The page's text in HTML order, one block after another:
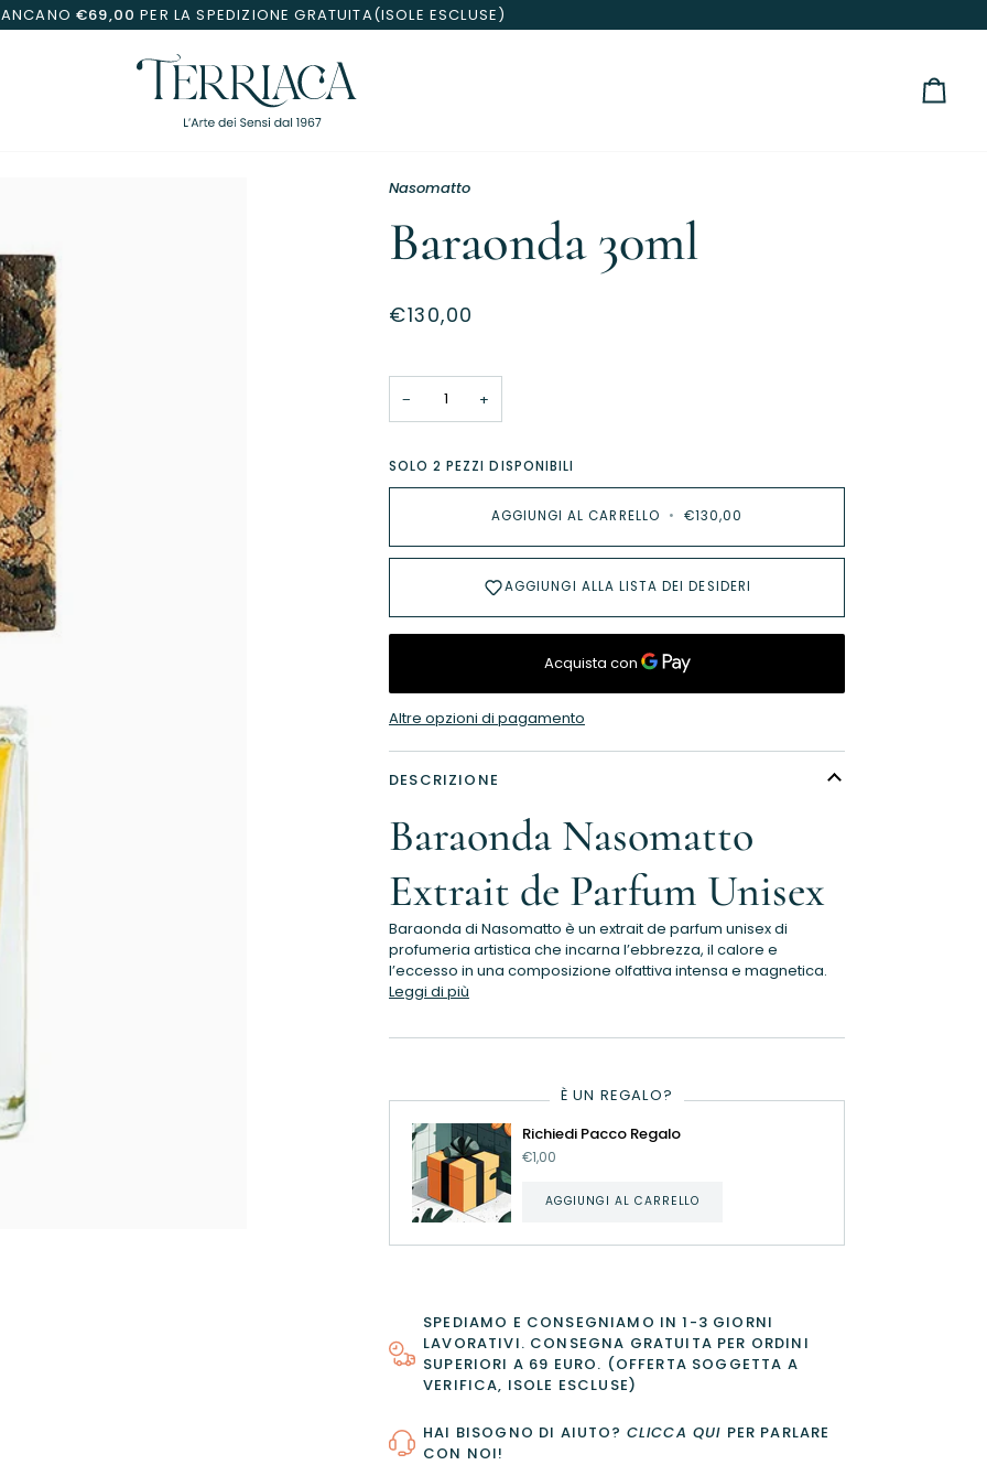
€69,00 PER LA SPEDIZIONE GRATUITA(ISOLE ESCLUSE)
Nasomatto
Baraonda 30ml
€130,00
− +
SOLO2 PEZZI DISPONIBILI
AGGIUNGI AL CARRELLO • €130,00
AGGIUNGI ALLA LISTA DEI DESIDERI
Altre opzioni di pagamento
DESCRIZIONE
Baraonda Nasomatto
Extrait de Parfum Unisex
Baraonda di Nasomatto è un extrait de parfum unisex di
profumeria artistica che incarna l’ebbrezza, il calore e
l’eccesso in una composizione olfattiva intensa e magnetica.
Leggi di più
È UN REGALO?
Richiedi Pacco Regalo
€1,00
AGGIUNGI AL CARRELLO
SPEDIAMO E CONSEGNIAMO IN 1-3 GIORNI
LAVORATIVI. CONSEGNA GRATUITA PER ORDINI
SUPERIORI A 69 EURO. (OFFERTA SOGGETTA A
VERIFICA, ISOLE ESCLUSE)
HAI BISOGNO DI AIUTO? CLICCA QUI PER PARLARE
CON NOI!